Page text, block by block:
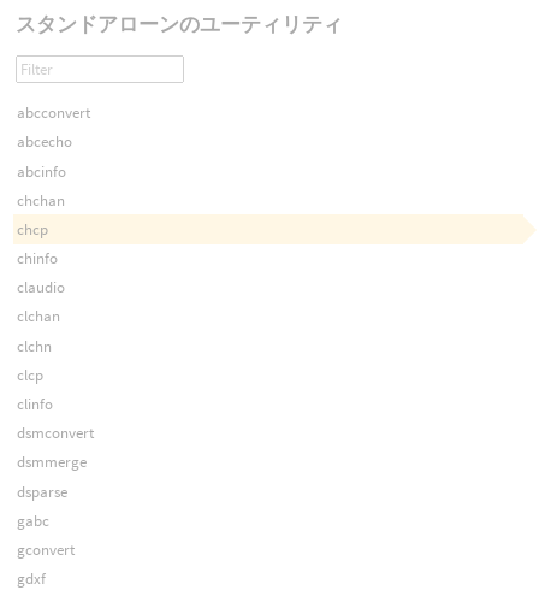
スタンドアローンのユーティリティ
abcconvert
abcecho
abcinfo
chchan
chcp
chinfo
claudio
clchan
clchn
clcp
clinfo
dsmconvert
dsmmerge
dsparse
gabc
gconvert
gdxf